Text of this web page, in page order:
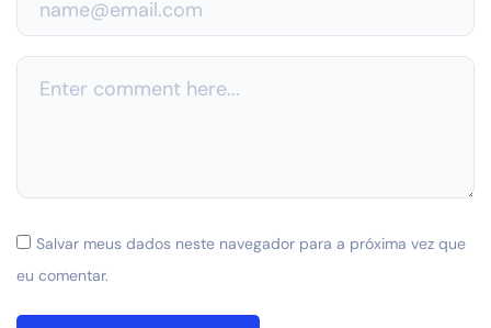
Salvar meus dados neste navegador para a próxima vez que
eu comentar.